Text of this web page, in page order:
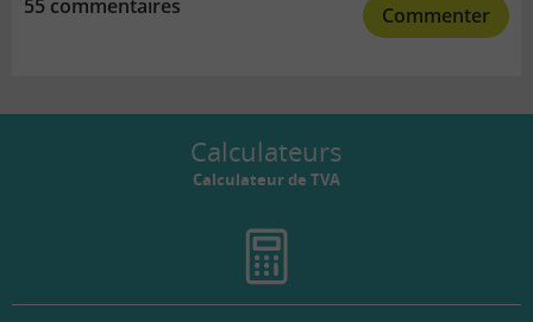
55 commentaires Commenter
Calculateurs
Calculateur de TVA